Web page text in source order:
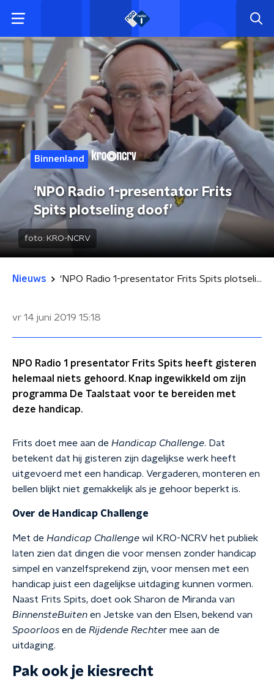
Binnenland
‘NPO Radio 1-presentator Frits
Spits plotseling doof’
foto: KRO-NCRV
Nieuws ‘NPO Radio 1-presentator Frits Spits plotseling doof’
vr 14 juni 2019 15:18
NPO Radio 1 presentator Frits Spits heeft gisteren
helemaal niets gehoord. Knap ingewikkeld om zijn
programma De Taalstaat voor te bereiden met
deze handicap.
Frits doet mee aan de Handicap Challenge. Dat
betekent dat hij gisteren zijn dagelijkse werk heeft
uitgevoerd met een handicap. Vergaderen, monteren en
bellen blijkt niet gemakkelijk als je gehoor beperkt is.
Over de Handicap Challenge
Met de Handicap Challenge wil KRO-NCRV het publiek
laten zien dat dingen die voor mensen zonder handicap
simpel en vanzelfsprekend zijn, voor mensen met een
handicap juist een dagelijkse uitdaging kunnen vormen.
Naast Frits Spits, doet ook Sharon de Miranda van
BinnensteBuiten en Jetske van den Elsen, bekend van
Spoorloos en de Rijdende Rechter mee aan de
uitdaging.
Pak ook je kiesrecht